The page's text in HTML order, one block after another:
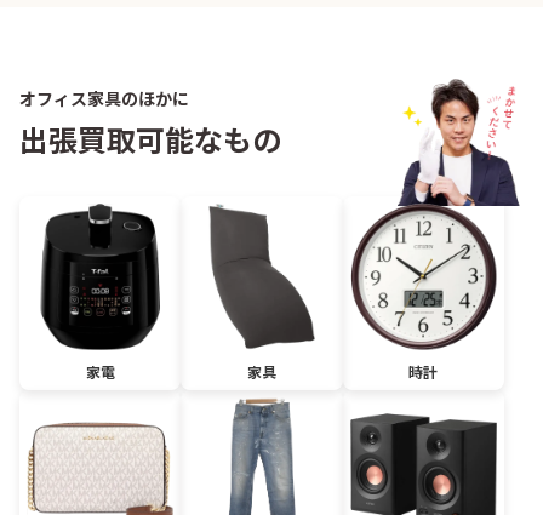
オフィス家具のほかに
出張買取可能なもの
家電 家具 時計